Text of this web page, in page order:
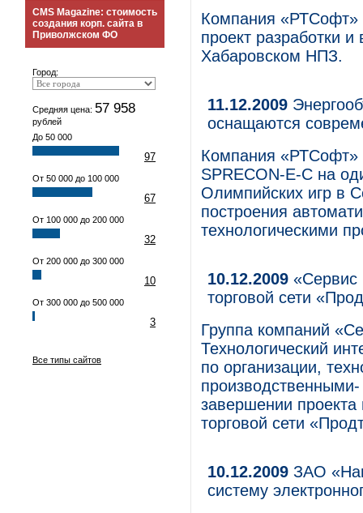
CMS Magazine: стоимость
создания корп. сайта в
Приволжском ФО
Город:
Средняя цена: 57 958
рублей
До 50 000
97
От 50 000 до 100 000
67
От 100 000 до 200 000
32
От 200 000 до 300 000
10
От 300 000 до 500 000
3
Все типы сайтов
Компания
проект разработки
Хабаровском НПЗ.
11.12.2009
оснащаются
Компания «РТСофт»
SPRECON-E-C на
Олимпийских игр в
построения
технологическими
10.12.2009 «Сервис
торговой сети
Группа компаний
Технологический
по организации,
завершении проекта
торговой сети
10.12.2009 ЗАО
систему